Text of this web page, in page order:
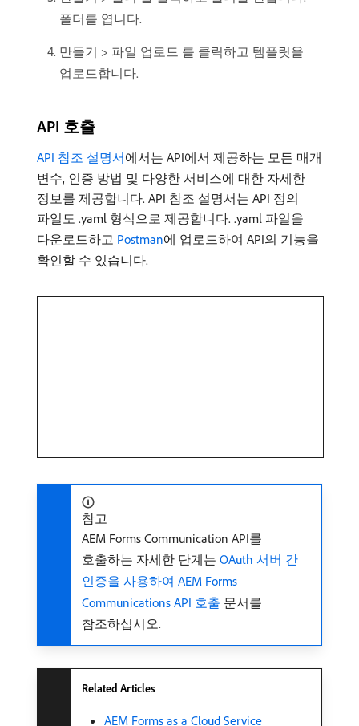
폴더를 엽니다.
만들기 > 파일 업로드 를 클릭하고 템플릿을
업로드합니다.
API 호출
API 참조 설명서에서는 API에서 제공하는 모든 매개
변수, 인증 방법 및 다양한 서비스에 대한 자세한
정보를 제공합니다. API 참조 설명서는 API 정의
파일도 .yaml 형식으로 제공합니다. .yaml 파일을
다운로드하고 Postman에 업로드하여 API의 기능을
확인할 수 있습니다.
참고
AEM Forms Communication API를
호출하는 자세한 단계는 OAuth 서버 간
인증을 사용하여 AEM Forms
Communications API 호출 문서를
참조하십시오.
Related Articles
AEM Forms as a Cloud Service